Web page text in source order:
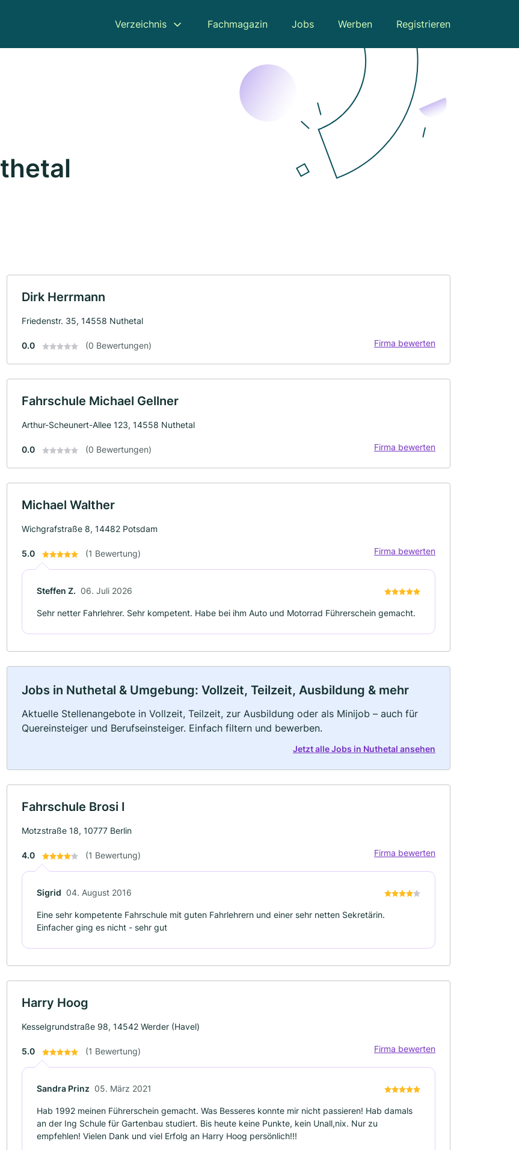
Verzeichnis Fachmagazin Jobs Werben Registrieren
Dirk Herrmann
Friedenstr. 35, 14558 Nuthetal
0.0 (0 Bewertungen) Firma bewerten
Fahrschule Michael Gellner
Arthur-Scheunert-Allee 123, 14558 Nuthetal
0.0 (0 Bewertungen) Firma bewerten
Michael Walther
Wichgrafstraße 8, 14482 Potsdam
5.0 (1 Bewertung) Firma bewerten
Steffen Z. 06. Juli 2026
Sehr netter Fahrlehrer. Sehr kompetent. Habe bei ihm Auto und Motorrad Führerschein gemacht.
Jobs in Nuthetal & Umgebung: Vollzeit, Teilzeit, Ausbildung & mehr
Aktuelle Stellenangebote in Vollzeit, Teilzeit, zur Ausbildung oder als Minijob – auch für
Quereinsteiger und Berufseinsteiger. Einfach filtern und bewerben.
Jetzt alle Jobs in Nuthetal ansehen
Fahrschule Brosi I
Motzstraße 18, 10777 Berlin
4.0 (1 Bewertung) Firma bewerten
Sigrid 04. August 2016
Eine sehr kompetente Fahrschule mit guten Fahrlehrern und einer sehr netten Sekretärin.
Einfacher ging es nicht - sehr gut
Harry Hoog
Kesselgrundstraße 98, 14542 Werder (Havel)
5.0 (1 Bewertung) Firma bewerten
Sandra Prinz 05. März 2021
Hab 1992 meinen Führerschein gemacht. Was Besseres konnte mir nicht passieren! Hab damals
an der Ing Schule für Gartenbau studiert. Bis heute keine Punkte, kein Unall,nix. Nur zu
empfehlen! Vielen Dank und viel Erfolg an Harry Hoog persönlich!!!